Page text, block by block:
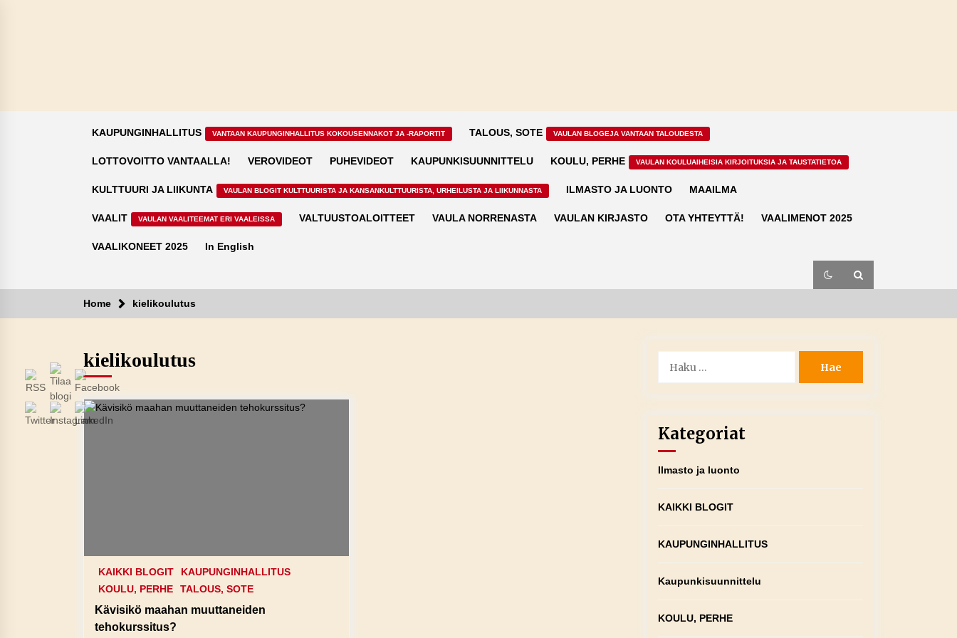
KAUPUNGINHALLITUS VANTAAN KAUPUNGINHALLITUS KOKOUSENNAKOT JA -RAPORTIT TALOUS, SOTE VAULAN BLOGEJA VANTAAN TALOUDESTA
LOTTOVOITTO VANTAALLA! VEROVIDEOT PUHEVIDEOT KAUPUNKISUUNNITTELU KOULU, PERHE VAULAN KOULUAIHEISIA KIRJOITUKSIA JA TAUSTATIETOA
KULTTUURI JA LIIKUNTA VAULAN BLOGIT KULTTUURISTA JA KANSANKULTTUURISTA, URHEILUSTA JA LIIKUNNASTA ILMASTO JA LUONTO MAAILMA
VAALIT VAULAN VAALITEEMAT ERI VAALEISSA VALTUUSTOALOITTEET VAULA NORRENASTA VAULAN KIRJASTO OTA YHTEYTTÄ! VAALIMENOT 2025
VAALIKONEET 2025 In English
Home kielikoulutus
kielikoulutus
KAIKKI BLOGIT
KAUPUNGINHALLITUS
KOULU, PERHE
TALOUS, SOTE
Kävisikö maahan muuttaneiden
tehokurssitus?
Kategoriat
Ilmasto ja luonto
KAIKKI BLOGIT
KAUPUNGINHALLITUS
Kaupunkisuunnittelu
KOULU, PERHE